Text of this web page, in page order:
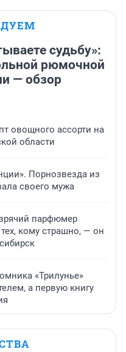
судьбу»:
рюмочной
— обзор
овощного ассорти на
области
Порнозвезда из
своего мужа
парфюмер
кому страшно, — он
«Трилунье»
а первую книгу